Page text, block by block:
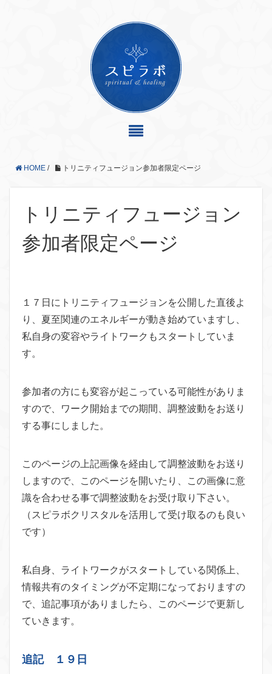
HOME / トリニティフュージョン参加者限定ページ
トリニティフュージョン
参加者限定ページ
１７日にトリニティフュージョンを公開した直後よ
り、夏至関連のエネルギーが動き始めていますし、
私自身の変容やライトワークもスタートしていま
す。
参加者の方にも変容が起こっている可能性がありま
すので、ワーク開始までの期間、調整波動をお送り
する事にしました。
このページの上記画像を経由して調整波動をお送り
しますので、このページを開いたり、この画像に意
識を合わせる事で調整波動をお受け取り下さい。
（スピラボクリスタルを活用して受け取るのも良い
です）
私自身、ライトワークがスタートしている関係上、
情報共有のタイミングが不定期になっておりますの
で、追記事項がありましたら、このページで更新し
ていきます。
追記 １９日